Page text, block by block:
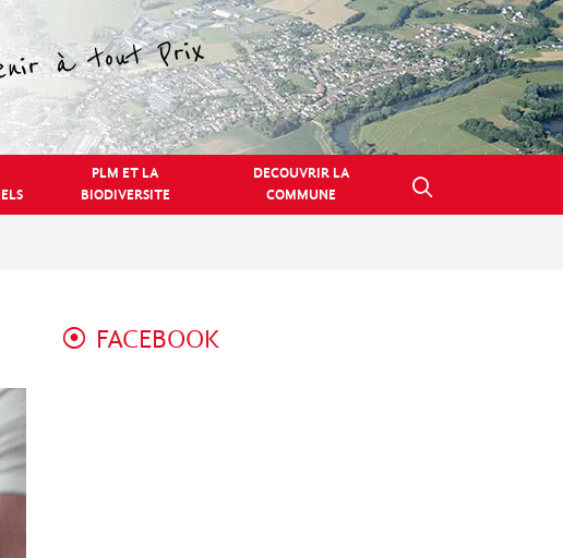
PLM ET LA
BIODIVERSITE
DECOUVRIR LA
COMMUNE
FACEBOOK